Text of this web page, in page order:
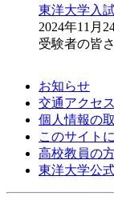
東洋大学入
2024年11月
受験者の皆
お知らせ
交通アクセス
個人情報の
このサイト
高校教員の
東洋大学公